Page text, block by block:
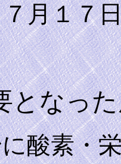
月１７
なっ
酸素・